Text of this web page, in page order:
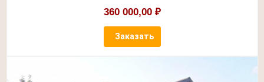
360 000,00 ₽
Заказать